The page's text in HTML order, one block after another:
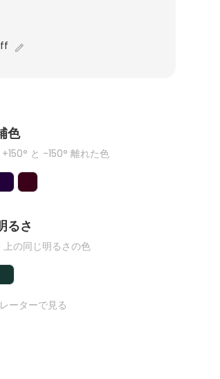
色
と -150° 離れた色
るさ
上の同じ明るさの色
ーターで見る